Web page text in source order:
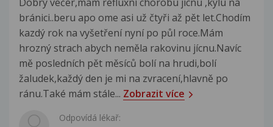
Dobrý večer,mam refluxní chorobu jícnu ,kýlu na
bránici..beru apo ome asi už čtyři až pět let.Chodím
kazdý rok na vyšetření nyní po půl roce.Mám
hrozný strach abych neměla rakovinu jícnu.Navíc
mě posledních pět měsíců bolí na hrudi,bolí
žaludek,každý den je mi na zvracení,hlavně po
ránu.Také mám stále... Zobrazit více
Odpovídá lékař: